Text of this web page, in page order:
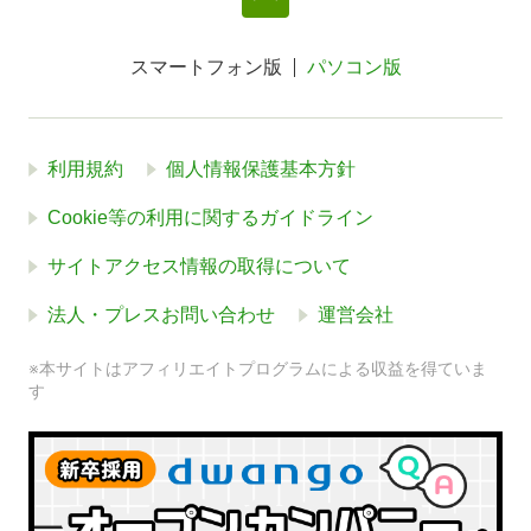
スマートフォン版 パソコン版
利用規約 個人情報保護基本方針
Cookie等の利用に関するガイドライン
サイトアクセス情報の取得について
法人・プレスお問い合わせ 運営会社
※本サイトはアフィリエイトプログラムによる収益を得ていま
す